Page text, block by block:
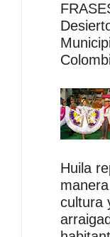
Huila
cultura